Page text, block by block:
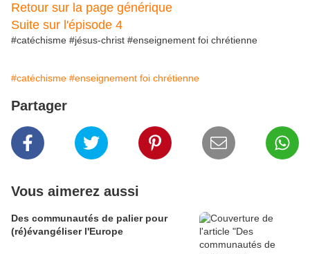
Retour sur la page générique
Suite sur l'épisode 4
#catéchisme #jésus-christ #enseignement foi chrétienne
#catéchisme #enseignement foi chrétienne
Partager
Vous aimerez aussi
Des communautés de palier pour
(ré)évangéliser l'Europe